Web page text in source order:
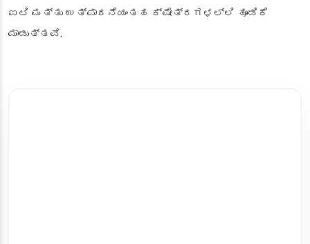
ಐಟಿ ಮತ್ತು ಉತ್ಪಾದನೆಯಂತಹ ಕ್ಷೇತ್ರಗಳಲ್ಲಿ ಹೂಡಿಕೆ
ಮಾಡುತ್ತವೆ.